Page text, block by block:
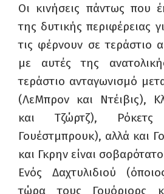
Οι κινήσεις πάντως που
της δυτικής περιφέρειας
τις φέρνουν σε τεράστιο
με αυτές της
τεράστιο ανταγωνισμό
(ΛεΜπρον και Ντέιβις),
και Τζώρτζ), Ρόκετς
Γουέστμπρουκ), αλλά και
και Γκρην είναι
Ενός Δαχτυλιδιού
τώρα τους Γουόριορς